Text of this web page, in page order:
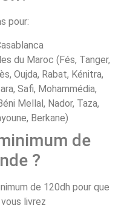
pour:
du Maroc (Fés, Tanger,
Oujda, Rabat, Kénitra,
Safi, Mohammédia,
Mellal, Nador, Taza,
Berkane)
de
?
de 120dh pour que
livrez